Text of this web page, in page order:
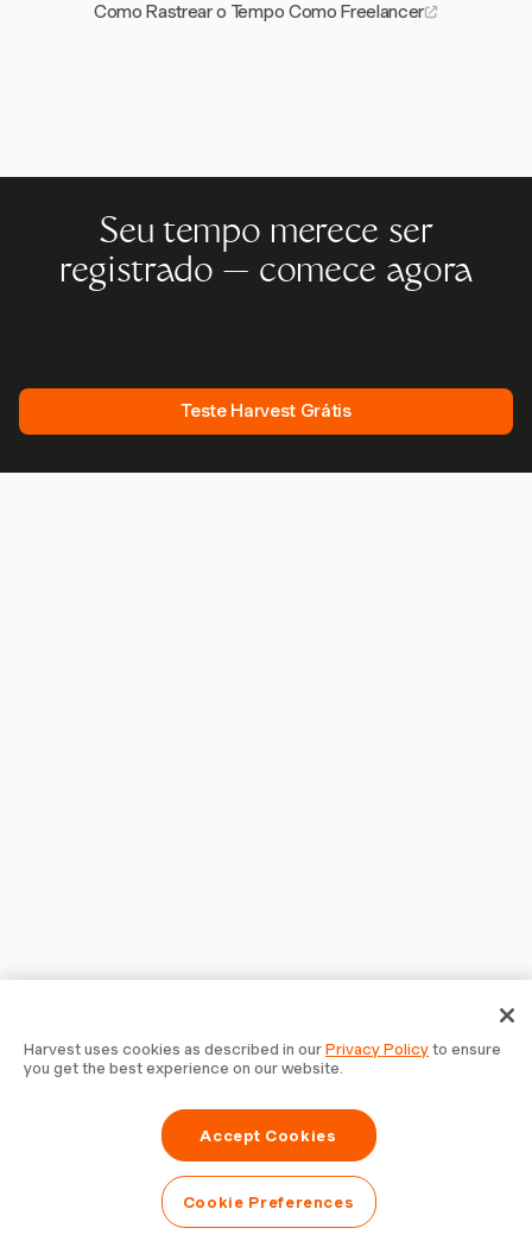
Como Rastrear o Tempo Como Freelancer
Seu tempo merece ser
registrado — comece agora
Teste Harvest Grátis
Harvest uses cookies as described in ourPrivacy Policyto ensure
you get the best experience on our website.
Accept Cookies
Cookie Preferences